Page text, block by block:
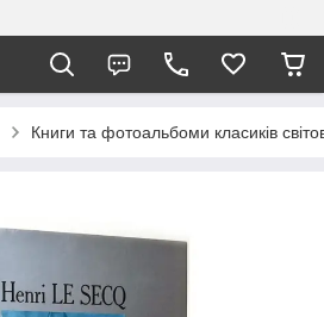
Книги та фотоальбоми класиків